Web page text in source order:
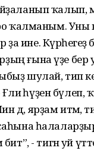
ҡалып,
ҡалманым. Уны
ине.
ғына үҙе бер
шулай, тип
Ғәлиә һүҙен
ярҙам итәм,
- тигән уй